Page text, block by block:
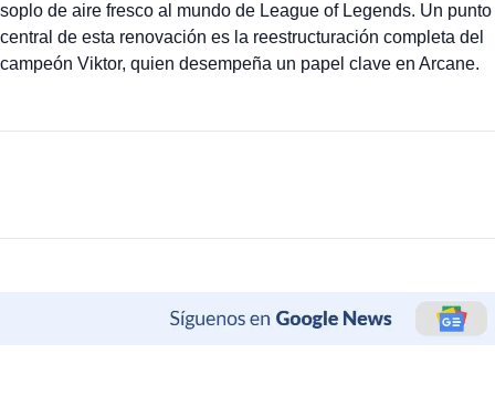
soplo de aire fresco al mundo de League of Legends. Un punto
central de esta renovación es la reestructuración completa del
campeón Viktor, quien desempeña un papel clave en Arcane.